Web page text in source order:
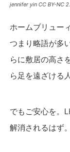
jennifer yin CC BY-NC
ホームブリュー
つまり略語が多
らに敷居の高さ
ら足を遠ざける
でもご安心を。
解消されるはず。